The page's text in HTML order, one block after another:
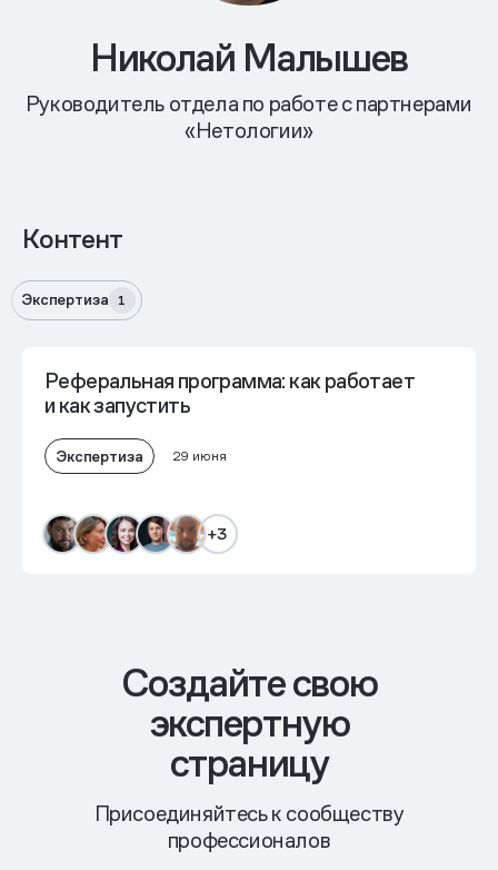
Николай Малышев
Руководитель отдела по работе с партнерами
«Нетологии»
Контент
Экспертиза 1
Реферальная программа: как работает
и как запустить
Экспертиза 29 июня
+3
Cоздайте свою
экспертную
страницу
Присоединяйтесь к сообществу
профессионалов